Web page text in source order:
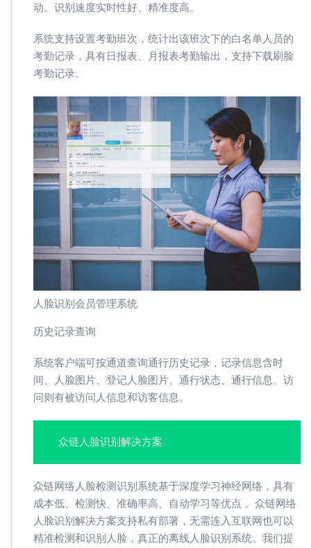
动。识别速度实时性好、精准度高。
系统支持设置考勤班次，统计出该班次下的白名单人员的
考勤记录，具有日报表、月报表考勤输出，支持下载刷脸
考勤记录。
人脸识别会员管理系统
历史记录查询
系统客户端可按通道查询通行历史记录，记录信息含时
间、人脸图片、登记人脸图片、通行状态、通行信息、访
问则有被访问人信息和访客信息。
众链人脸识别解决方案
众链网络人脸检测识别系统基于深度学习神经网络，具有
成本低、检测快、准确率高、自动学习等优点 。众链网络
人脸识别解决方案支持私有部署，无需连入互联网也可以
精准检测和识别人脸，真正的离线人脸识别系统。我们提